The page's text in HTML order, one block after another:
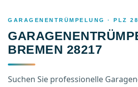
GARAGENENTRÜMPELUNG · PLZ
BREMEN 28217
Suchen Sie professionelle